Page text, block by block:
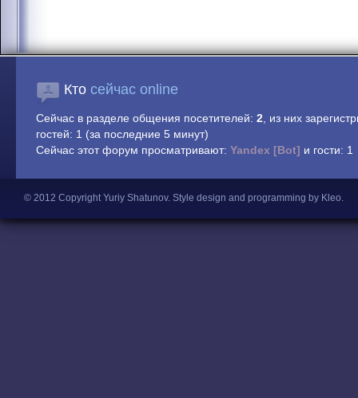
Кто сейчас online
Сейчас в разделе общения посетителей: 2, из них
гостей: 1 (за последние 5 минут)
Сейчас этот форум просматривают: Yandex [Bot] и гости: 1
© 2012 Copyright Yuriy Shatunov. Style design and programming by Kleo.